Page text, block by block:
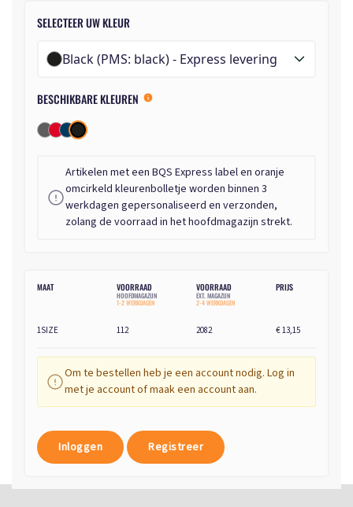
SELECTEER UW KLEUR
Black (PMS: black) - Express levering
BESCHIKBARE KLEUREN
Artikelen met een BQS Express label en oranje
omcirkeld kleurenbolletje worden binnen 3
werkdagen gepersonaliseerd en verzonden,
zolang de voorraad in het hoofdmagazijn strekt.
MAAT VOORRAAD
HOOFDMAGAZIJN
1-2 WERKDAGEN
VOORRAAD
EXT. MAGAZIJN
2-4 WERKDAGEN
PRIJS
1SIZE 112 2082 € 13,15
Om te bestellen heb je een account nodig. Log in
met je account of maak een account aan.
Inloggen Registreer